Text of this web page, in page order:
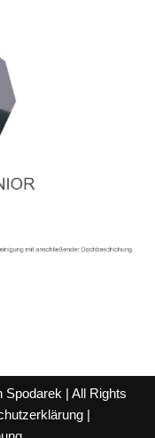
| All Rights